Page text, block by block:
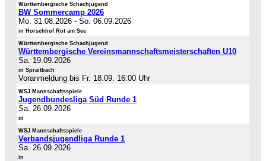
Württembergische Schachjugend
BW Sommercamp 2026
Mo. 31.08.2026 - So. 06.09.2026
in Horschhof Rot am See
Württembergische Schachjugend
Württembergische Vereinsmannschaftsmeisterschaften U10
Sa. 19.09.2026
in Spraitbach
Voranmeldung bis Fr. 18.09. 16:00 Uhr
WSJ Mannschaftsspiele
Jugendbundesliga Süd Runde 1
Sa. 26.09.2026
in
WSJ Mannschaftsspiele
Verbandsjugendliga Runde 1
Sa. 26.09.2026
in